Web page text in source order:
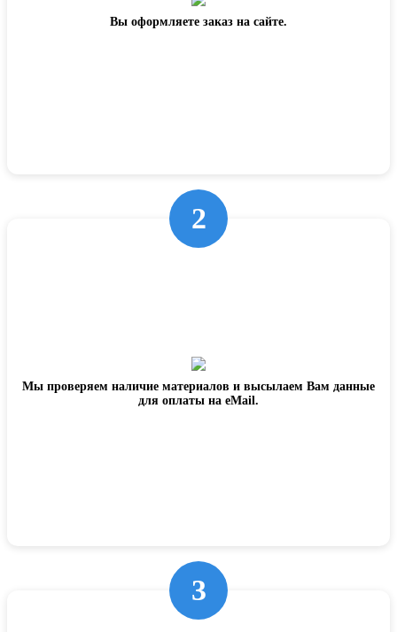
Вы оформляете заказ на сайте.
2
Мы проверяем наличие материалов и высылаем Вам данные
для оплаты на eMail.
3